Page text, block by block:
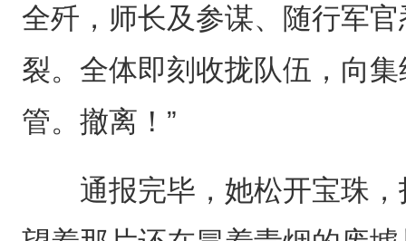
全歼，师长及参谋、随行军
裂。全体即刻收拢队伍，向
管。撤离！”
通报完毕，她松开宝珠，